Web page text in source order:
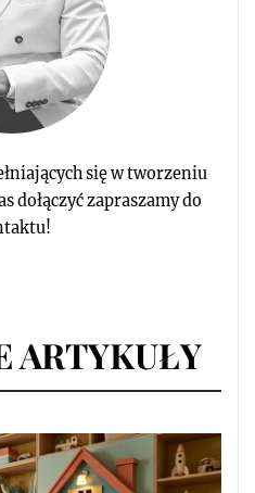
się w tworzeniu
dołączyć zapraszamy do
ARTYKUŁY